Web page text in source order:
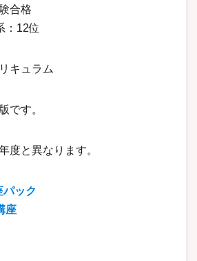
合格
：12位
キュラム
です。
度と異なります。
パック
座